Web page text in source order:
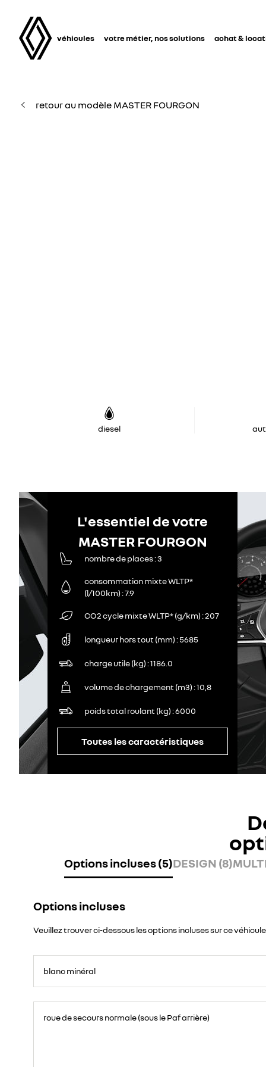
véhicules votre métier, nos solutions achat &
retour au modèle MASTER FOURGON
diesel
L'essentiel de votre
MASTER FOURGON
nombre de places 3
consommation mixte WLTP*
(l/100km) 7.9
CO2 cycle mixte WLTP* (g/km) 207
longueur hors tout (mm) 5685
charge utile (kg) 1186.0
volume de chargement (m3) 10,8
poids total roulant (kg) 6000
Toutes les caractéristiques
Options incluses (5)DESIGN (8)
Options incluses
Veuillez trouver ci-dessous les options incluses sur ce véhicule
blanc minéral
roue de secours normale (sous le Paf arrière)